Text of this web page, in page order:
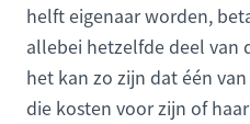
helft eigenaar worden,
allebei hetzelfde deel van
het kan zo zijn dat één
die kosten voor zijn of